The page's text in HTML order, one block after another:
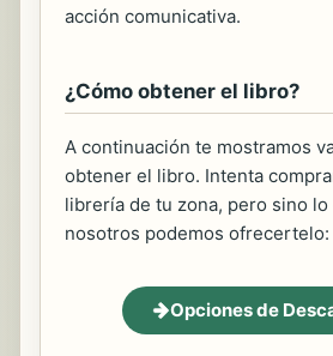
acción comunicativa.
¿Cómo obtener el libro?
A continuación te mostramos
obtener el libro. Intenta
librería de tu zona, pero sino
nosotros podemos ofrecertelo:
Opciones de